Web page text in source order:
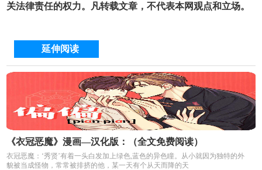
关法律责任的权力。凡转载文章，不代表本网观点和立场。
延伸阅读
《衣冠恶魔》漫画—汉化版：（全文免费阅读）
衣冠恶魔：‘秀贤’有着一头白发加上绿色,蓝色的异色瞳。从小就因为独特的外
貌被当成怪物，常常被排挤的他，某一天有个从天而降的天